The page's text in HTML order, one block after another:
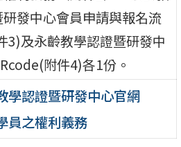
發中心會員申請與報名流
3)及永齡教學認證暨研發中
附件4)各1份。
學認證暨研發中心官網
員之權利義務